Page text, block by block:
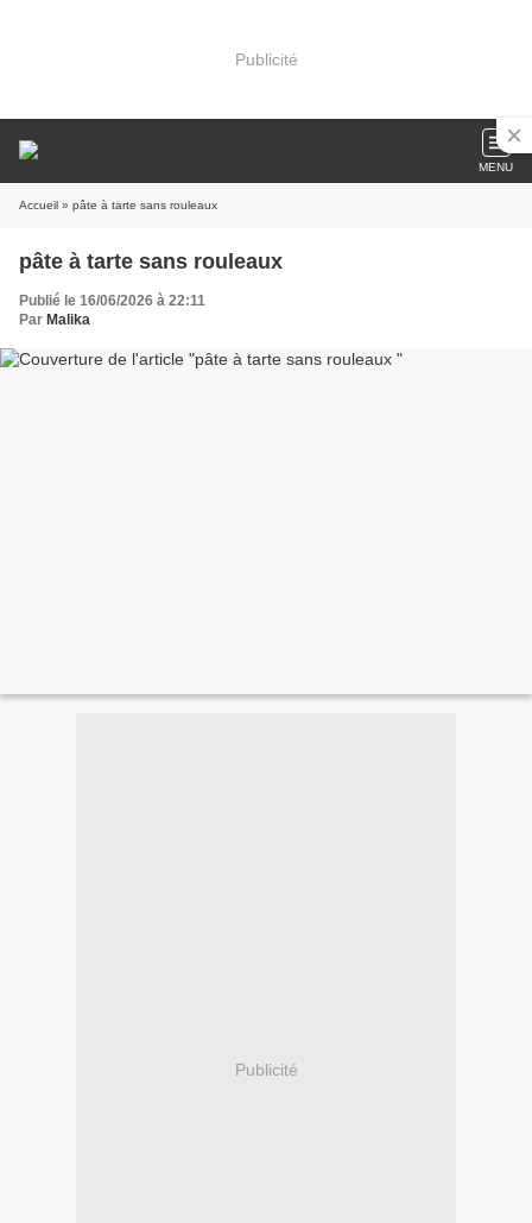
Publicité
MENU
Accueil » pâte à tarte sans rouleaux
pâte à tarte sans rouleaux
Publié le 16/06/2026 à 22:11
Par Malika
Publicité